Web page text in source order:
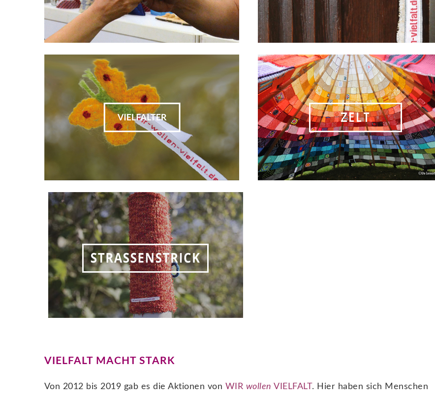
VIELFALT MACHT STARK
Von 2012 bis 2019 gab es die Aktionen von WIR wollen VIELFALT . Hier haben sich Menschen